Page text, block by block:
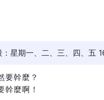
：星期一、二、三、四、五
要幹麼？
幹麼啊！